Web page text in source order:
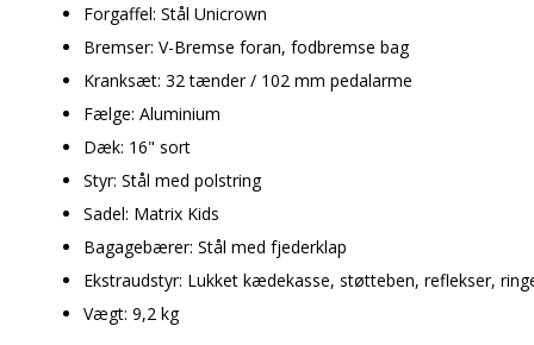
Forgaffel: Stål Unicrown
Bremser: V-Bremse foran, fodbremse bag
Kranksæt: 32 tænder / 102 mm pedalarme
Fælge: Aluminium
Dæk: 16" sort
Styr: Stål med polstring
Sadel: Matrix Kids
Bagagebærer: Stål med fjederklap
Ekstraudstyr: Lukket kædekasse, støtteben, reflekser,
Vægt: 9,2 kg